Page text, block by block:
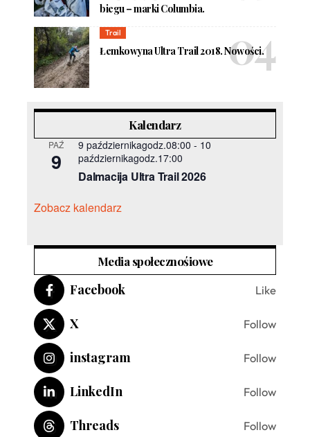
biegu – marki Columbia.
Trail
Łemkowyna Ultra Trail 2018. Nowości.
Kalendarz
PAŹ
9
9 październikagodz.08:00 - 10
październikagodz.17:00
Dalmacija Ultra Trail 2026
Zobacz kalendarz
Media społecznośiowe
Facebook Like
X Follow
instagram Follow
LinkedIn Follow
Threads Follow